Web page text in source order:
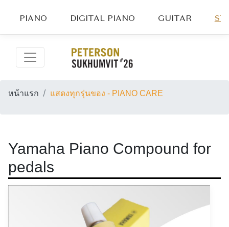
PIANO DIGITAL PIANO GUITAR
หน้าแรก แสดงทุกรุ่นของ - PIANO CARE
Yamaha Piano Compound for
pedals